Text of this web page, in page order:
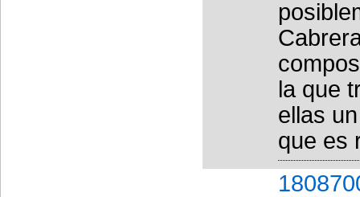
la que
ellas
que es